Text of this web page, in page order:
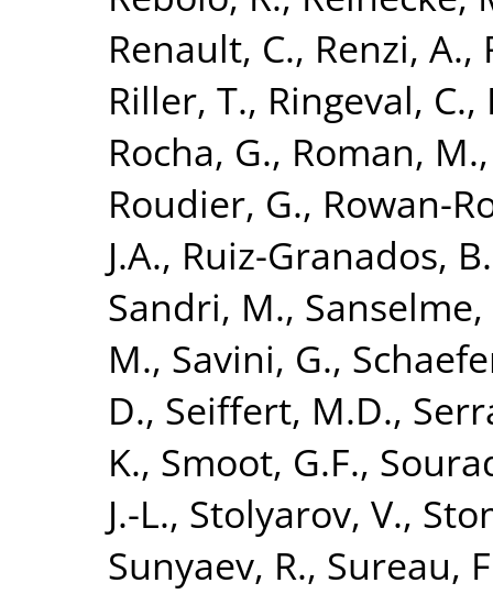
Renault, C., Renzi, A.,
Riller, T., Ringeval, C.,
Rocha, G., Roman, M.
Roudier, G., Rowan-
J.A., Ruiz-Granados, B.
Sandri, M., Sanselme,
M., Savini, G.,
D., Seiffert, M.D.,
K., Smoot, G.F.,
J.-L., Stolyarov, V.,
Sunyaev, R., Sureau,